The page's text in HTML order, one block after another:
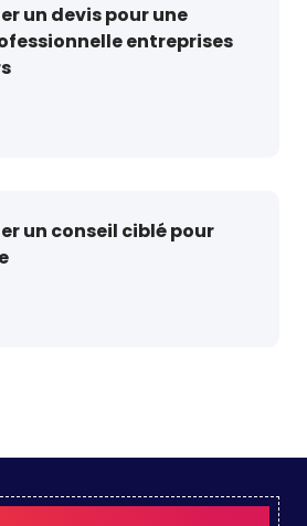
un devis pour une
entreprises
un conseil ciblé pour